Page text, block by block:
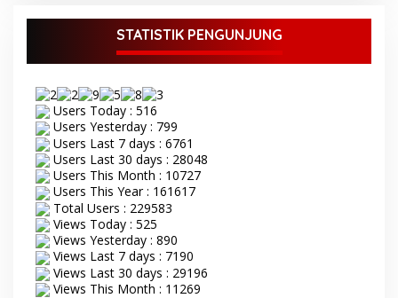
STATISTIK PENGUNJUNG
Users Today : 516
Users Yesterday : 799
Users Last 7 days : 6761
Users Last 30 days : 28048
Users This Month : 10727
Users This Year : 161617
Total Users : 229583
Views Today : 525
Views Yesterday : 890
Views Last 7 days : 7190
Views Last 30 days : 29196
Views This Month : 11269